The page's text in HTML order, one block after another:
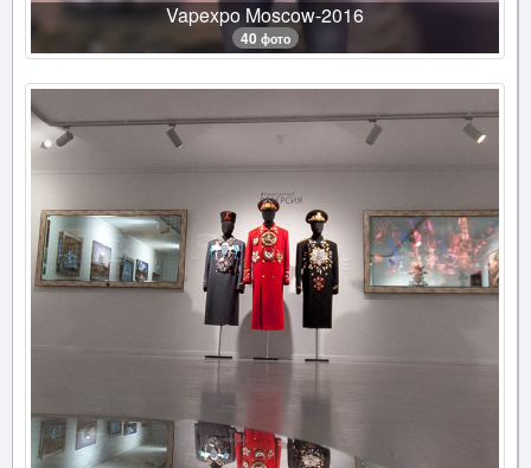
Vapexpo Moscow-2016
40 фото